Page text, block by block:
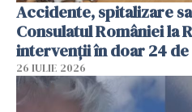
Accidente, spitalizare
Consulatul României la
intervenții în doar 24
26 IULIE 2026